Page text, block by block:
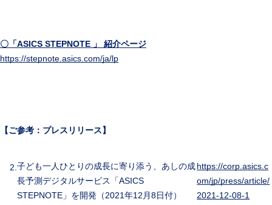
〇「ASICS STEPNOTE 」 紹介ページ
https://stepnote.asics.com/ja/lp
【ご参考：プレスリリース】
子ども一人ひとりの成長に寄り添う、あしの成
長予測デジタルサービス「ASICS
STEPNOTE」を開発（2021年12月8日付）
https://corp.asics.c
om/jp/press/article/
2021-12-08-1